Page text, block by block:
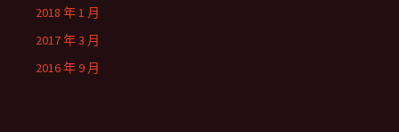
2018 年 1 月
2017 年 3 月
2016 年 9 月